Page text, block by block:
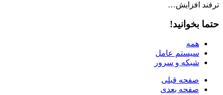
ترفند افزایش…
حتما بخوانید!
همه
سیستم عامل
شبکه و سرور
صفحه قبلی
صفحه بعدی